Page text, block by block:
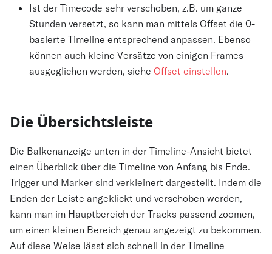
Ist der Timecode sehr verschoben, z.B. um ganze
Stunden versetzt, so kann man mittels Offset die 0-
basierte Timeline entsprechend anpassen. Ebenso
können auch kleine Versätze von einigen Frames
ausgeglichen werden, siehe Offset einstellen.
Die Übersichtsleiste
Die Balkenanzeige unten in der Timeline-Ansicht bietet
einen Überblick über die Timeline von Anfang bis Ende.
Trigger und Marker sind verkleinert dargestellt. Indem die
Enden der Leiste angeklickt und verschoben werden,
kann man im Hauptbereich der Tracks passend zoomen,
um einen kleinen Bereich genau angezeigt zu bekommen.
Auf diese Weise lässt sich schnell in der Timeline